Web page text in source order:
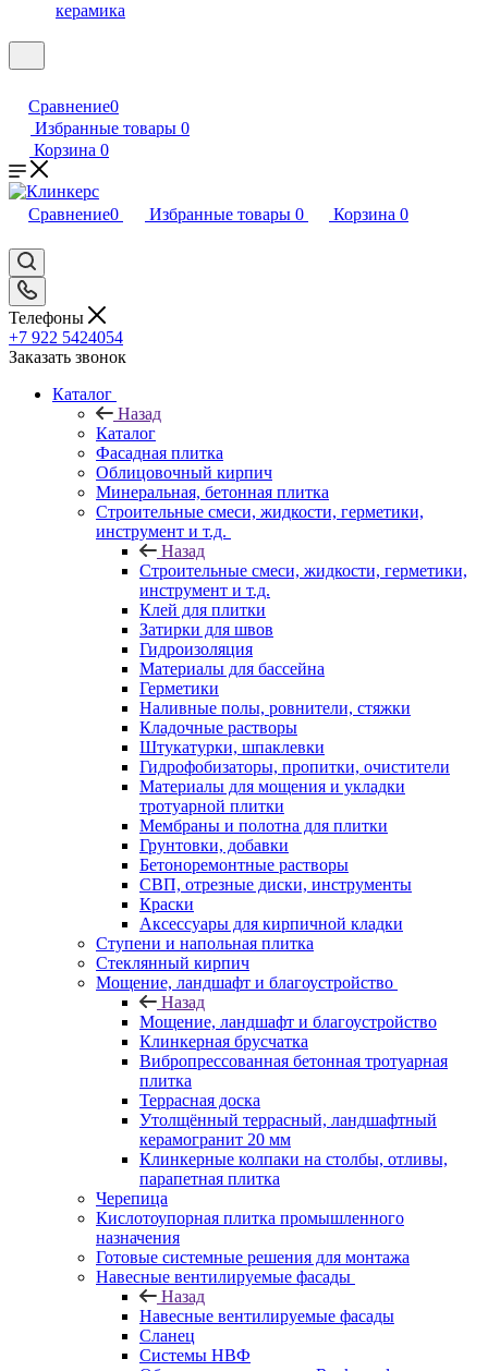
керамика
Сравнение0
Избранные товары 0
Корзина 0
Сравнение0 Избранные товары 0 Корзина 0
Телефоны
+7 922 5424054
Заказать звонок
Каталог
Назад
Каталог
Фасадная плитка
Облицовочный кирпич
Минеральная, бетонная плитка
Строительные смеси, жидкости, герметики,
инструмент и т.д.
Назад
Строительные смеси, жидкости, герметики,
инструмент и т.д.
Клей для плитки
Затирки для швов
Гидроизоляция
Материалы для бассейна
Герметики
Наливные полы, ровнители, стяжки
Кладочные растворы
Штукатурки, шпаклевки
Гидрофобизаторы, пропитки, очистители
Материалы для мощения и укладки
тротуарной плитки
Мембраны и полотна для плитки
Грунтовки, добавки
Бетоноремонтные растворы
СВП, отрезные диски, инструменты
Краски
Аксессуары для кирпичной кладки
Ступени и напольная плитка
Cтеклянный кирпич
Мощение, ландшафт и благоустройство
Назад
Мощение, ландшафт и благоустройство
Клинкерная брусчатка
Вибропрессованная бетонная тротуарная
плитка
Террасная доска
Утолщённый террасный, ландшафтный
керамогранит 20 мм
Клинкерные колпаки на столбы, отливы,
парапетная плитка
Черепица
Кислотоупорная плитка промышленного
назначения
Готовые системные решения для монтажа
Навесные вентилируемые фасады
Назад
Навесные вентилируемые фасады
Сланец
Системы НВФ